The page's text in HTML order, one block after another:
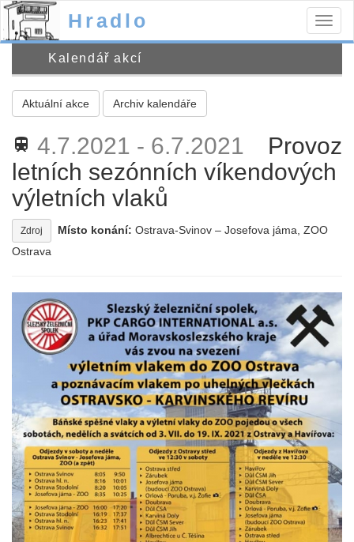
Hradlo
Kalendář akcí
Aktuální akce Archiv kalendáře
train 4.7.2021 - 6.7.2021
Provoz
letních sezónních víkendových
výletních vlaků
Zdroj Místo konání: Ostrava-Svinov – Josefova jáma, ZOO
Ostrava